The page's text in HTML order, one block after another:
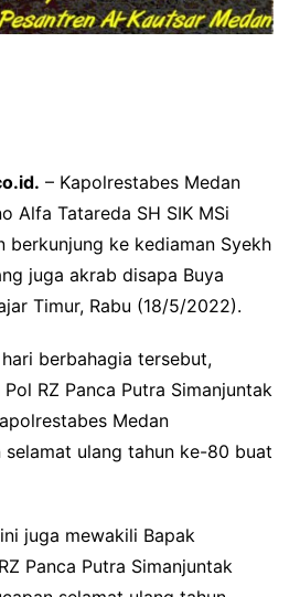
– Kapolrestabes Medan
Alfa Tatareda SH SIK MSi
berkunjung ke kediaman Syekh
juga akrab disapa Buya
Timur, Rabu (18/5/2022).
berbahagia tersebut,
RZ Panca Putra Simanjuntak
Medan
selamat ulang tahun ke-80 buat
juga mewakili Bapak
Panca Putra Simanjuntak